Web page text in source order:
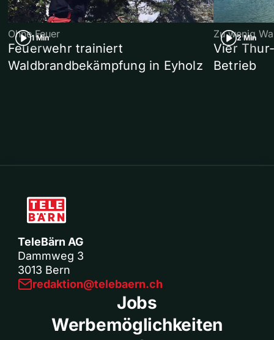
1 Min
Ohne Feuer
Feuerwehr trainiert
Waldbrandbekämpfung in Eyholz
2 Min
Zu wenig
Vier
Betrieb
TeleBärn AG
Dammweg 3
3013 Bern
redaktion@telebaern.ch
Jobs
Werbemöglichkeiten